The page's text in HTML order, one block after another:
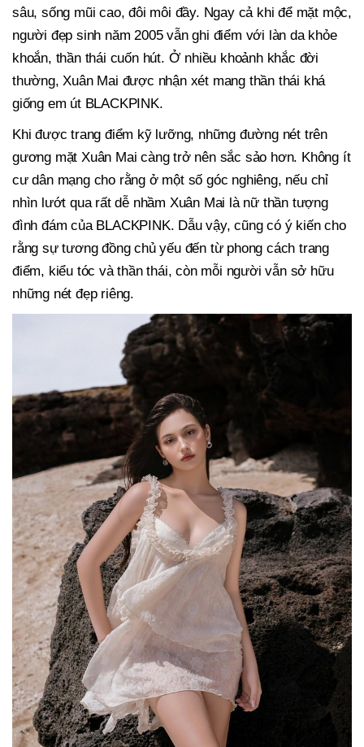
sâu, sống mũi cao, đôi môi đầy. Ngay cả khi để mặt mộc,
người đẹp sinh năm 2005 vẫn ghi điểm với làn da khỏe
khoắn, thần thái cuốn hút. Ở nhiều khoảnh khắc đời
thường, Xuân Mai được nhận xét mang thần thái khá
giống em út BLACKPINK.
Khi được trang điểm kỹ lưỡng, những đường nét trên
gương mặt Xuân Mai càng trở nên sắc sảo hơn. Không ít
cư dân mạng cho rằng ở một số góc nghiêng, nếu chỉ
nhìn lướt qua rất dễ nhầm Xuân Mai là nữ thần tượng
đình đám của BLACKPINK. Dẫu vậy, cũng có ý kiến cho
rằng sự tương đồng chủ yếu đến từ phong cách trang
điểm, kiểu tóc và thần thái, còn mỗi người vẫn sở hữu
những nét đẹp riêng.